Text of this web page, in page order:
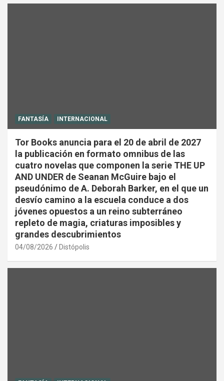
FANTASÍA INTERNACIONAL
Tor Books anuncia para el 20 de abril de 2027
la publicación en formato omnibus de las
cuatro novelas que componen la serie THE UP
AND UNDER de Seanan McGuire bajo el
pseudónimo de A. Deborah Barker, en el que un
desvío camino a la escuela conduce a dos
jóvenes opuestos a un reino subterráneo
repleto de magia, criaturas imposibles y
grandes descubrimientos
04/08/2026 Distópolis